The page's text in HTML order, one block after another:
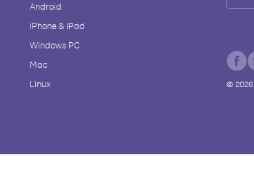
Android
iPhone & iPad
Windows PC
Mac
Linux
© 2026